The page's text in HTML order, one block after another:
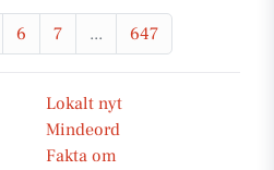
6 7 ... 647
Lokalt nyt
Mindeord
Fakta om